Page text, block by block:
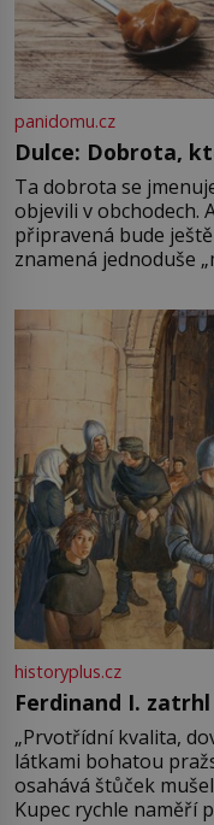
panidomu.cz
Dulce: Dobrota,
Ta dobrota se
objevili v obchodech.
připravená bude
znamená jednoduše
pře hned několik
Francie, kde se
historyplus.cz
Ferdinand I.
„Prvotřídní kvalita,
látkami bohatou
osahává štůček
Kupec rychle naměří